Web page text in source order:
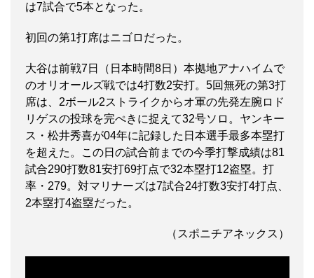
は7試合で5本となった。
初回の第1打席はニゴロだった。
大谷は前戦7日（日本時間8日）本拠地アナハイムで
のオリオールズ戦では4打数2安打。5回無死の第3打
席は、2ボール2ストライクからオ軍の先発左腕ロド
リゲスの投球を完ぺきに捉えて32号ソロ。ヤンキー
ス・松井秀喜が04年に記録した日本選手最多本塁打
を超えた。この日の試合前までの今季打撃成績は81
試合290打数81安打69打点で32本塁打12盗塁。打
率・279。対マリナーズは7試合24打数3安打4打点、
2本塁打4盗塁だった。
（スポニチアネックス）